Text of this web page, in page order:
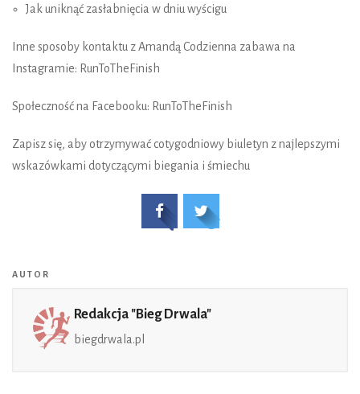
Jak uniknąć zasłabnięcia w dniu wyścigu
Inne sposoby kontaktu z Amandą Codzienna zabawa na
Instagramie: RunToTheFinish
Społeczność na Facebooku: RunToTheFinish
Zapisz się, aby otrzymywać cotygodniowy biuletyn z najlepszymi
wskazówkami dotyczącymi biegania i śmiechu
AUTOR
Redakcja "Bieg Drwala"
biegdrwala.pl